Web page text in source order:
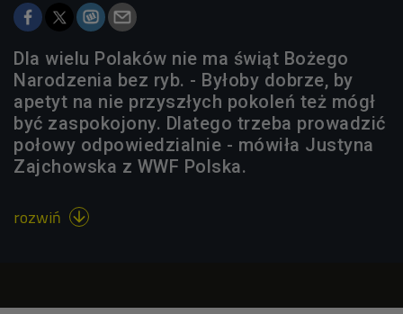
Dla wielu Polaków nie ma świąt Bożego
Narodzenia bez ryb. - Byłoby dobrze, by
apetyt na nie przyszłych pokoleń też mógł
być zaspokojony. Dlatego trzeba prowadzić
połowy odpowiedzialnie - mówiła Justyna
Zajchowska z WWF Polska.
rozwiń 